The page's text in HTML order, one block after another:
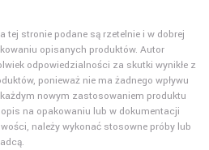
tej stronie podane są rzetelnie i w dobrej
opisanych produktów. Autor
odpowiedzialności za skutki wynikłe z
ponieważ nie ma żadnego wpływu
nowym zastosowaniem produktu
na opakowaniu lub w dokumentacji
należy wykonać stosowne próby lub